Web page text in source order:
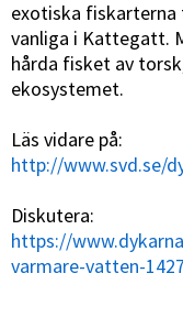
exotiska fiskarterna
vanliga i Kattegatt.
hårda fisket av
ekosystemet.
Läs vidare på:
http://www.svd.se/
Diskutera:
https://
varmare-vatten-